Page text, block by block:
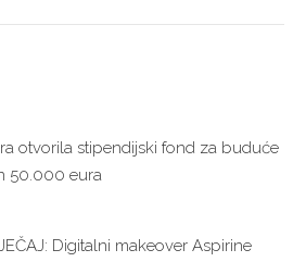
otvorila stipendijski fond za buduće
50.000 eura
Digitalni makeover Aspirine